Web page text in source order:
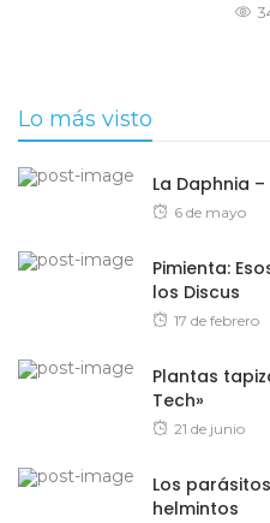
Lo más visto
La Daphnia
Posted
6 de mayo
Pimienta:
los Discus
Posted
17 de febrero
Plantas
Tech»
Posted
21 de junio
Los
helmintos